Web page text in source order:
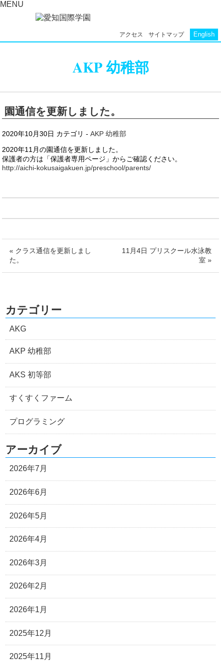
MENU
アクセス サイトマップ English
AKP 幼稚部
園通信を更新しました。
2020年10月30日 カテゴリ -AKP 幼稚部
2020年11月の園通信を更新しました。
保護者の方は「保護者専用ページ」からご確認ください。
http://aichi-kokusaigakuen.jp/preschool/parents/
« クラス通信を更新しまし
た。
11月4日 プリスクール水泳教
室 »
カテゴリー
AKG
AKP 幼稚部
AKS 初等部
すくすくファーム
プログラミング
アーカイブ
2026年7月
2026年6月
2026年5月
2026年4月
2026年3月
2026年2月
2026年1月
2025年12月
2025年11月